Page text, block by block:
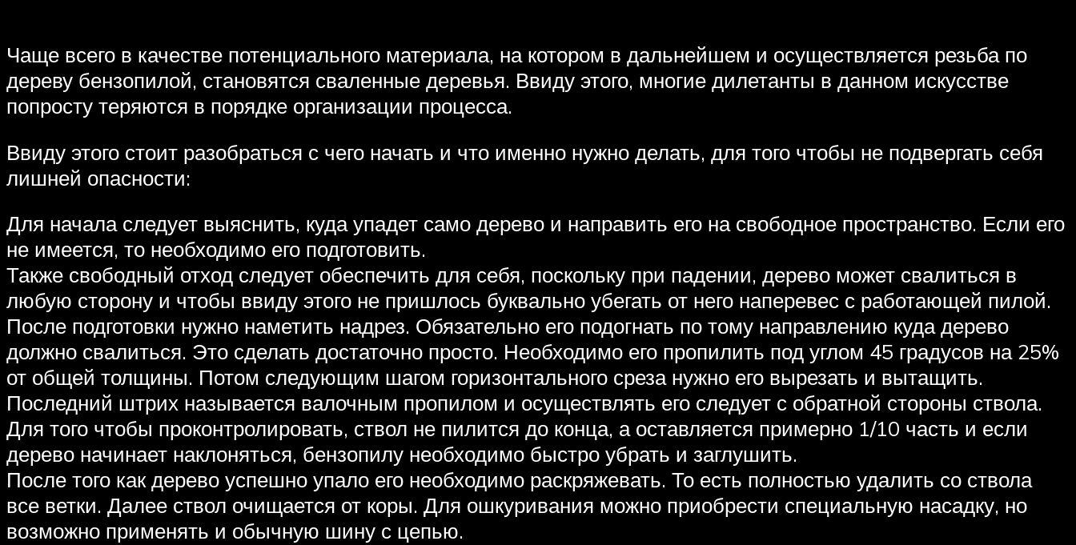
Чаще всего в качестве потенциального материала, на котором в дальнейшем и осуществляется резьба по
дереву бензопилой, становятся сваленные деревья. Ввиду этого, многие дилетанты в данном искусстве
попросту теряются в порядке организации процесса.
Ввиду этого стоит разобраться с чего начать и что именно нужно делать, для того чтобы не подвергать себя
лишней опасности:
Для начала следует выяснить, куда упадет само дерево и направить его на свободное пространство. Если его
не имеется, то необходимо его подготовить.
Также свободный отход следует обеспечить для себя, поскольку при падении, дерево может свалиться в
любую сторону и чтобы ввиду этого не пришлось буквально убегать от него наперевес с работающей пилой.
После подготовки нужно наметить надрез. Обязательно его подогнать по тому направлению куда дерево
должно свалиться. Это сделать достаточно просто. Необходимо его пропилить под углом 45 градусов на 25%
от общей толщины. Потом следующим шагом горизонтального среза нужно его вырезать и вытащить.
Последний штрих называется валочным пропилом и осуществлять его следует с обратной стороны ствола.
Для того чтобы проконтролировать, ствол не пилится до конца, а оставляется примерно 1/10 часть и если
дерево начинает наклоняться, бензопилу необходимо быстро убрать и заглушить.
После того как дерево успешно упало его необходимо раскряжевать. То есть полностью удалить со ствола
все ветки. Далее ствол очищается от коры. Для ошкуривания можно приобрести специальную насадку, но
возможно применять и обычную шину с цепью.